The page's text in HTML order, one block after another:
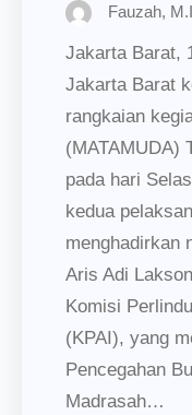
Fauzah,
Jakarta Barat,
Jakarta Barat
rangkaian
(MATAMUDA)
pada hari
kedua
menghadirkan
Aris Adi
Komisi
(KPAI), yang
Pencegahan
Madrasah…